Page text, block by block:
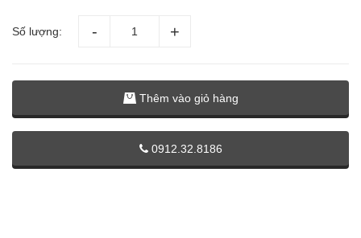
Số lượng:
Thêm vào giỏ hàng
0912.32.8186